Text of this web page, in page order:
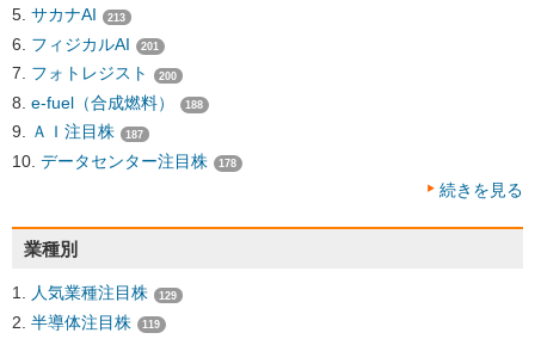
サカナAI 213
フィジカルAI 201
フォトレジスト 200
e-fuel（合成燃料） 188
ＡＩ注目株 187
データセンター注目株 178
続きを見る
業種別
人気業種注目株 129
半導体注目株 119